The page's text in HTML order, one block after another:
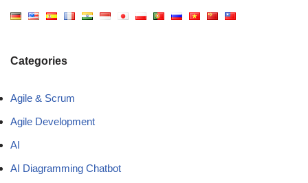
Categories
Agile & Scrum
Agile Development
AI
AI Diagramming Chatbot